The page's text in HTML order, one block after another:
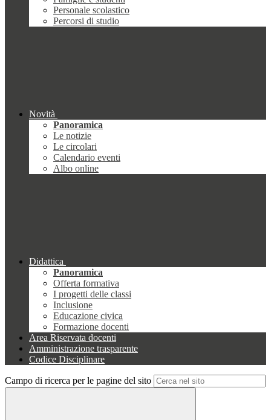
Personale scolastico
Percorsi di studio
Novità
Panoramica
Le notizie
Le circolari
Calendario eventi
Albo online
Didattica
Panoramica
Offerta formativa
I progetti delle classi
Inclusione
Educazione civica
Formazione docenti
Area Riservata docenti
Amministrazione trasparente
Codice Disciplinare
Campo di ricerca per le pagine del sito